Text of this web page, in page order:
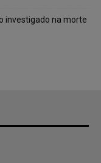
investigado na morte